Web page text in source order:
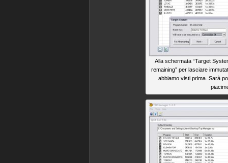
Alla schermata “Target
remaining” per lasciare
abbiamo visti prima. Sarà